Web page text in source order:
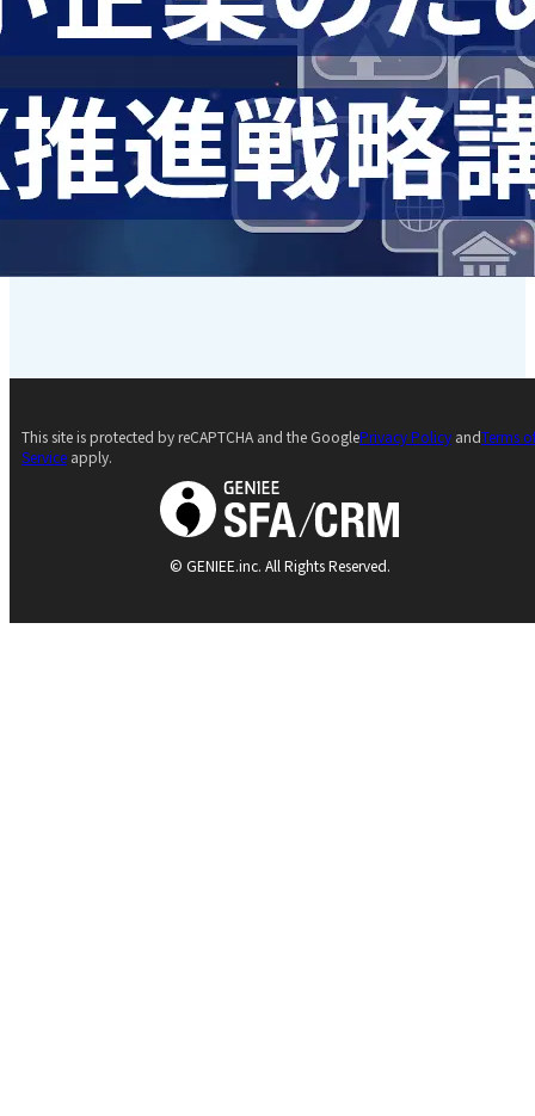
© GENIEE.inc. All Rights Reserved.
This site is protected by reCAPTCHA and the GooglePrivacy Policy andTerms
Service apply.